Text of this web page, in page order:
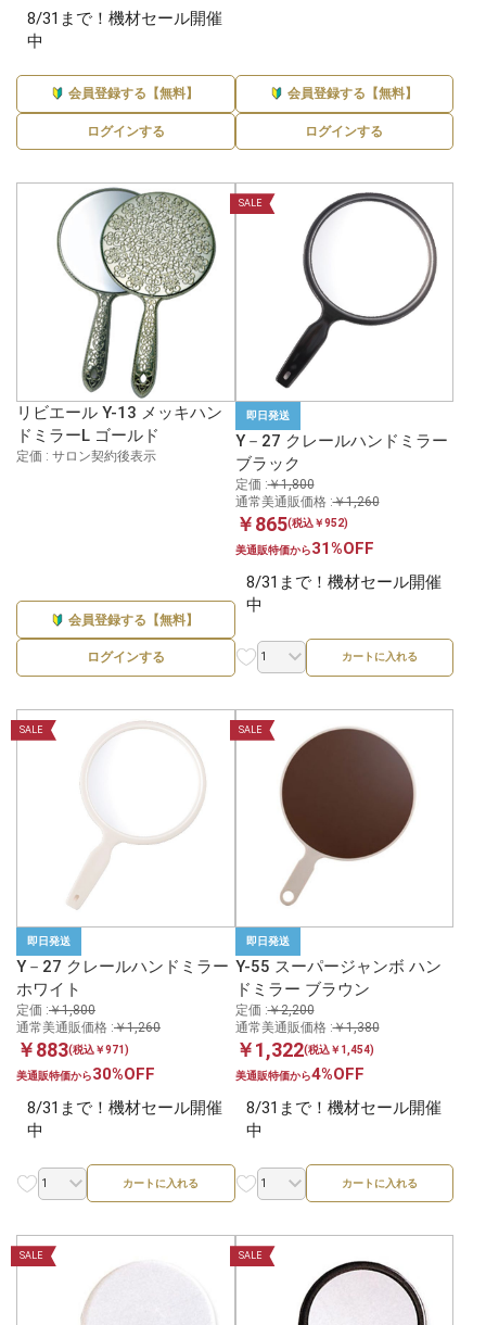
8/31まで！機材セール開催
中
会員登録する【無料】
ログインする
会員登録する【無料】
ログインする
リビエール Y-13 メッキハン
ドミラーL ゴールド
定価 : サロン契約後表示
会員登録する【無料】
ログインする
SALE
即日発送
Y－27 クレールハンドミラー
ブラック
定価 :￥1,800
通常美通販価格 :￥1,260
￥865(税込￥952)
美通販特価から31%OFF
8/31まで！機材セール開催
中
カートに入れる
SALE
即日発送
Y－27 クレールハンドミラー
ホワイト
定価 :￥1,800
通常美通販価格 :￥1,260
￥883(税込￥971)
美通販特価から30%OFF
8/31まで！機材セール開催
中
カートに入れる
SALE
即日発送
Y-55 スーパージャンボ ハン
ドミラー ブラウン
定価 :￥2,200
通常美通販価格 :￥1,380
￥1,322(税込￥1,454)
美通販特価から4%OFF
8/31まで！機材セール開催
中
カートに入れる
SALE SALE